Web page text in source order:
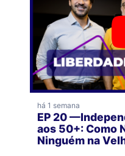
há 1 semana
EP 20
aos 50+: Como
Ninguém na